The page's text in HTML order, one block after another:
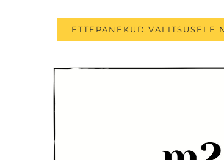
ETTEPANEKUD VALITSUSELE